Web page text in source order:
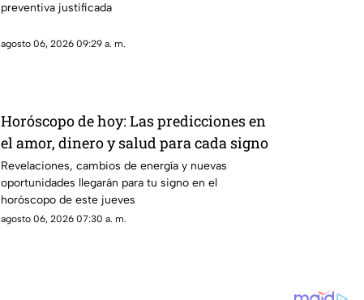
preventiva justificada
agosto 06, 2026 09:29 a. m.
Horóscopo de hoy: Las predicciones en
el amor, dinero y salud para cada signo
Revelaciones, cambios de energía y nuevas
oportunidades llegarán para tu signo en el
horóscopo de este jueves
agosto 06, 2026 07:30 a. m.